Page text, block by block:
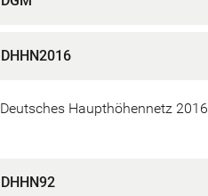
DHHN2016
Deutsches Haupthöhennetz 2016
DHHN92